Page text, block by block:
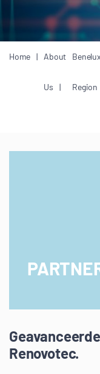
Home About
Us
Benelux
Region
Renovotec.